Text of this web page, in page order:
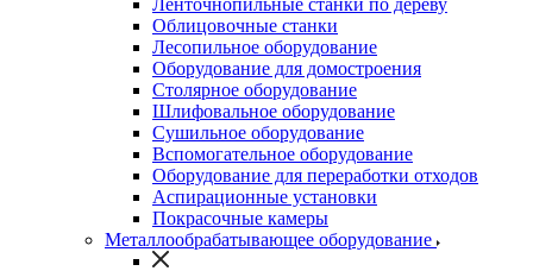
Ленточнопильные станки по дереву
Облицовочные станки
Лесопильное оборудование
Оборудование для домостроения
Столярное оборудование
Шлифовальное оборудование
Сушильное оборудование
Вспомогательное оборудование
Оборудование для переработки отходов
Аспирационные установки
Покрасочные камеры
Металлообрабатывающее оборудование